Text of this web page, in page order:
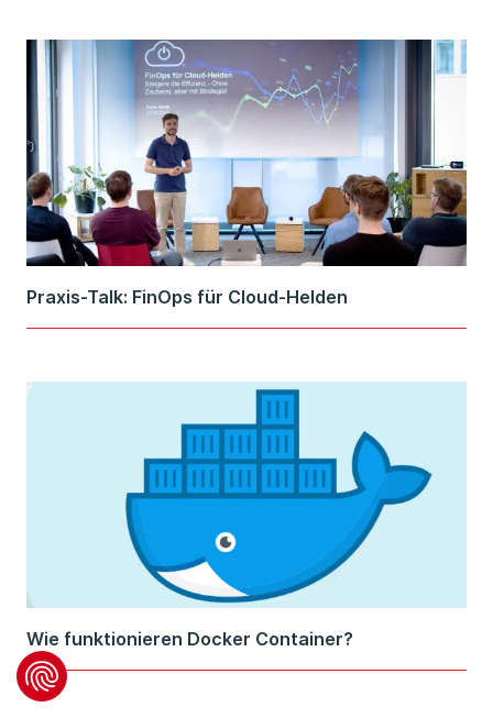
Praxis-Talk: FinOps für Cloud-Helden
Wie funktionieren Docker Container?